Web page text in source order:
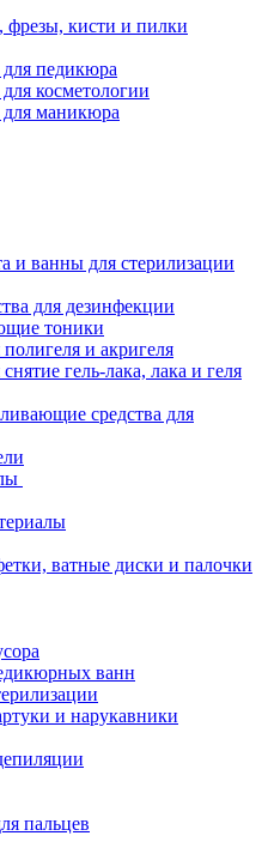
кисти и пилки
педикюра
косметологии
маникюра
и ванны для стерилизации
для дезинфекции
тоники
и акригеля
гель-лака, лака и геля
средства для
ватные диски и палочки
ванн
и нарукавники
пальцев